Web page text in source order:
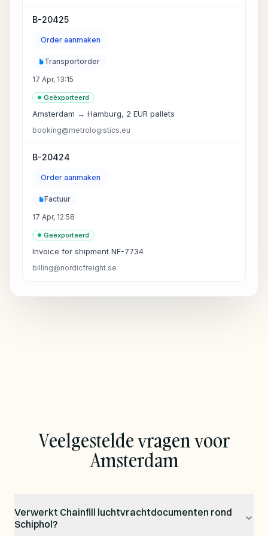
B-20425
Order aanmaken
Transportorder
17 Apr, 13:15
Geëxporteerd
Amsterdam → Hamburg, 2 EUR pallets
booking@metrologistics.eu
B-20424
Order aanmaken
Factuur
17 Apr, 12:58
Geëxporteerd
Invoice for shipment NF-7734
billing@nordicfreight.se
Veelgestelde vragen voor
Amsterdam
Verwerkt Chainfill luchtvrachtdocumenten rond
Schiphol?